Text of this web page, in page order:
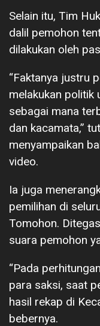
Selain itu, Tim
dalil pemohon
dilakukan oleh
“Faktanya justru
melakukan politik
sebagai mana
dan kacamata,”
menyampaikan
video.
Ia juga
pemilihan di
Tomohon.
suara pemohon
“Pada
para saksi, saat
hasil rekap di
bebernya.